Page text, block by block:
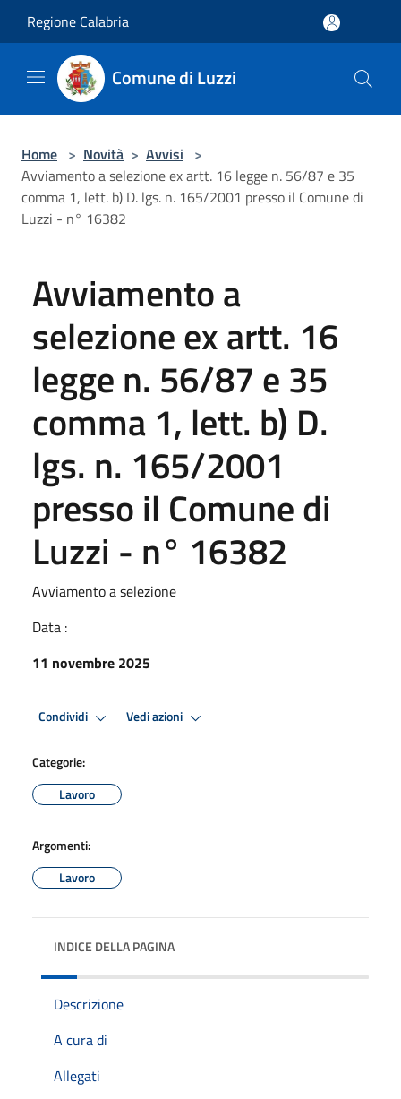
Regione Calabria
Comune di Luzzi
Home > Novità > Avvisi >
Avviamento a selezione ex artt. 16 legge n. 56/87 e 35
comma 1, lett. b) D. lgs. n. 165/2001 presso il Comune di
Luzzi - n° 16382
Avviamento a
selezione ex artt. 16
legge n. 56/87 e 35
comma 1, lett. b) D.
lgs. n. 165/2001
presso il Comune di
Luzzi - n° 16382
Avviamento a selezione
Data :
11 novembre 2025
Condividi Vedi azioni
Categorie:
Lavoro
Argomenti:
Lavoro
INDICE DELLA PAGINA
Descrizione
A cura di
Allegati